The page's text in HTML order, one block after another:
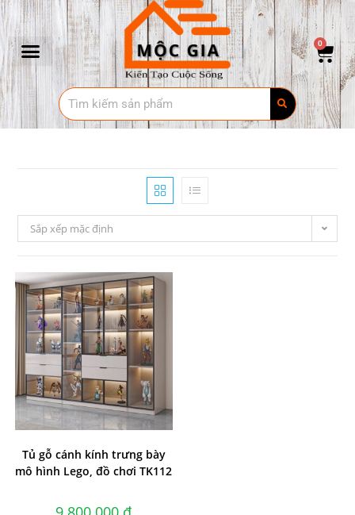
0
Sắp xếp mặc định
Tủ gỗ cánh kính trưng bày
mô hình Lego, đồ chơi TK112